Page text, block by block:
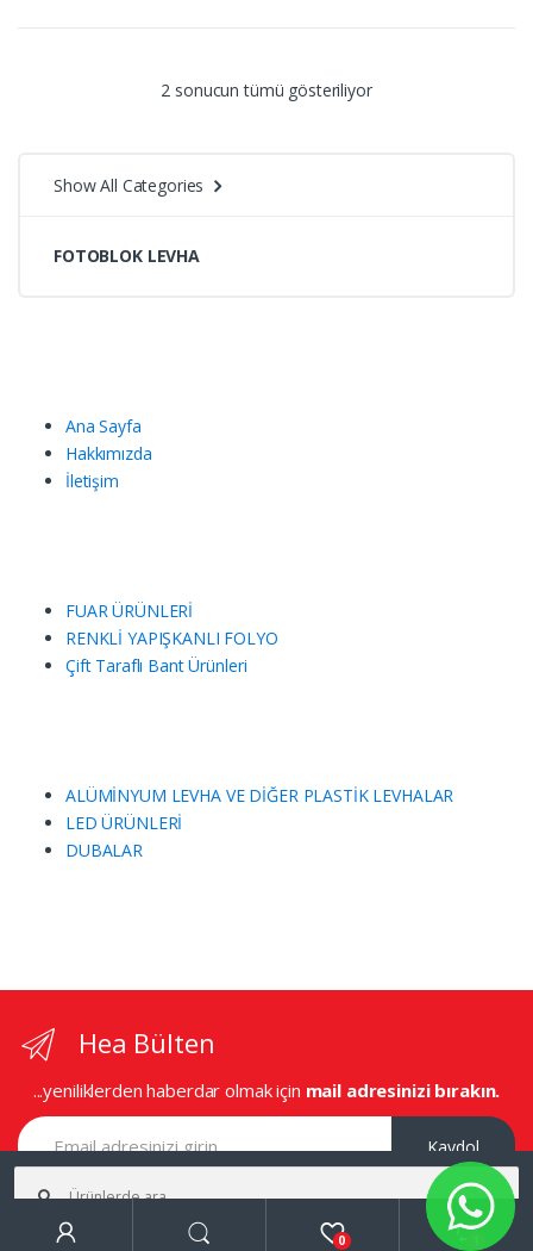
2 sonucun tümü gösteriliyorPopülerliğe
Show All Categories
FOTOBLOK LEVHA
Ana Sayfa
Hakkımızda
İletişim
FUAR ÜRÜNLERİ
RENKLİ YAPIŞKANLI FOLYO
Çift Taraflı Bant Ürünleri
ALÜMİNYUM LEVHA VE DİĞER PLASTİK LEVHALAR
LED ÜRÜNLERİ
DUBALAR
Hea Bülten
...yeniliklerden haberdar olmak için mail adresinizi bırakın.
Kaydol
Ara:
0